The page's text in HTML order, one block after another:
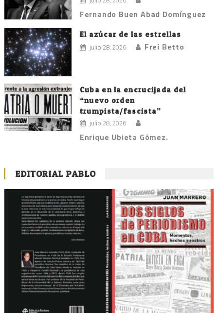
Fernando Buen Abad Domínguez
El azúcar de las estrellas
julio 28, 2026 Frei Betto
Cuba en la encrucijada del
“nuevo orden
trumpista/fascista”
julio 28, 2026
Enrique Ubieta Gómez.
EDITORIAL PABLO